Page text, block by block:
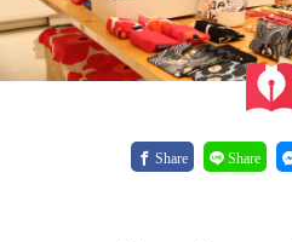
Share Share